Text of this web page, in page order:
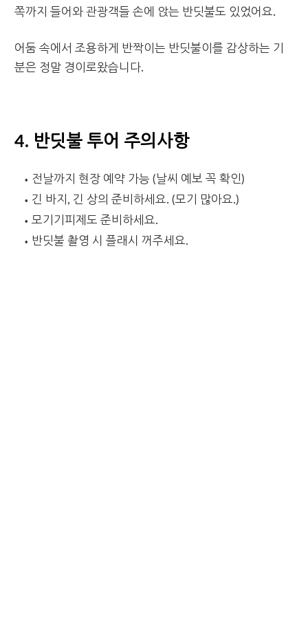
쪽까지 들어와 관광객들 손에 앉는 반딧불도 있었어요.
어둠 속에서 조용하게 반짝이는 반딧불이를 감상하는 기
분은 정말 경이로왔습니다.
4. 반딧불 투어 주의사항
전날까지 현장 예약 가능 (날씨 예보 꼭 확인)
긴 바지, 긴 상의 준비하세요. (모기 많아요.)
모기기피제도 준비하세요.
반딧불 촬영 시 플래시 꺼주세요.